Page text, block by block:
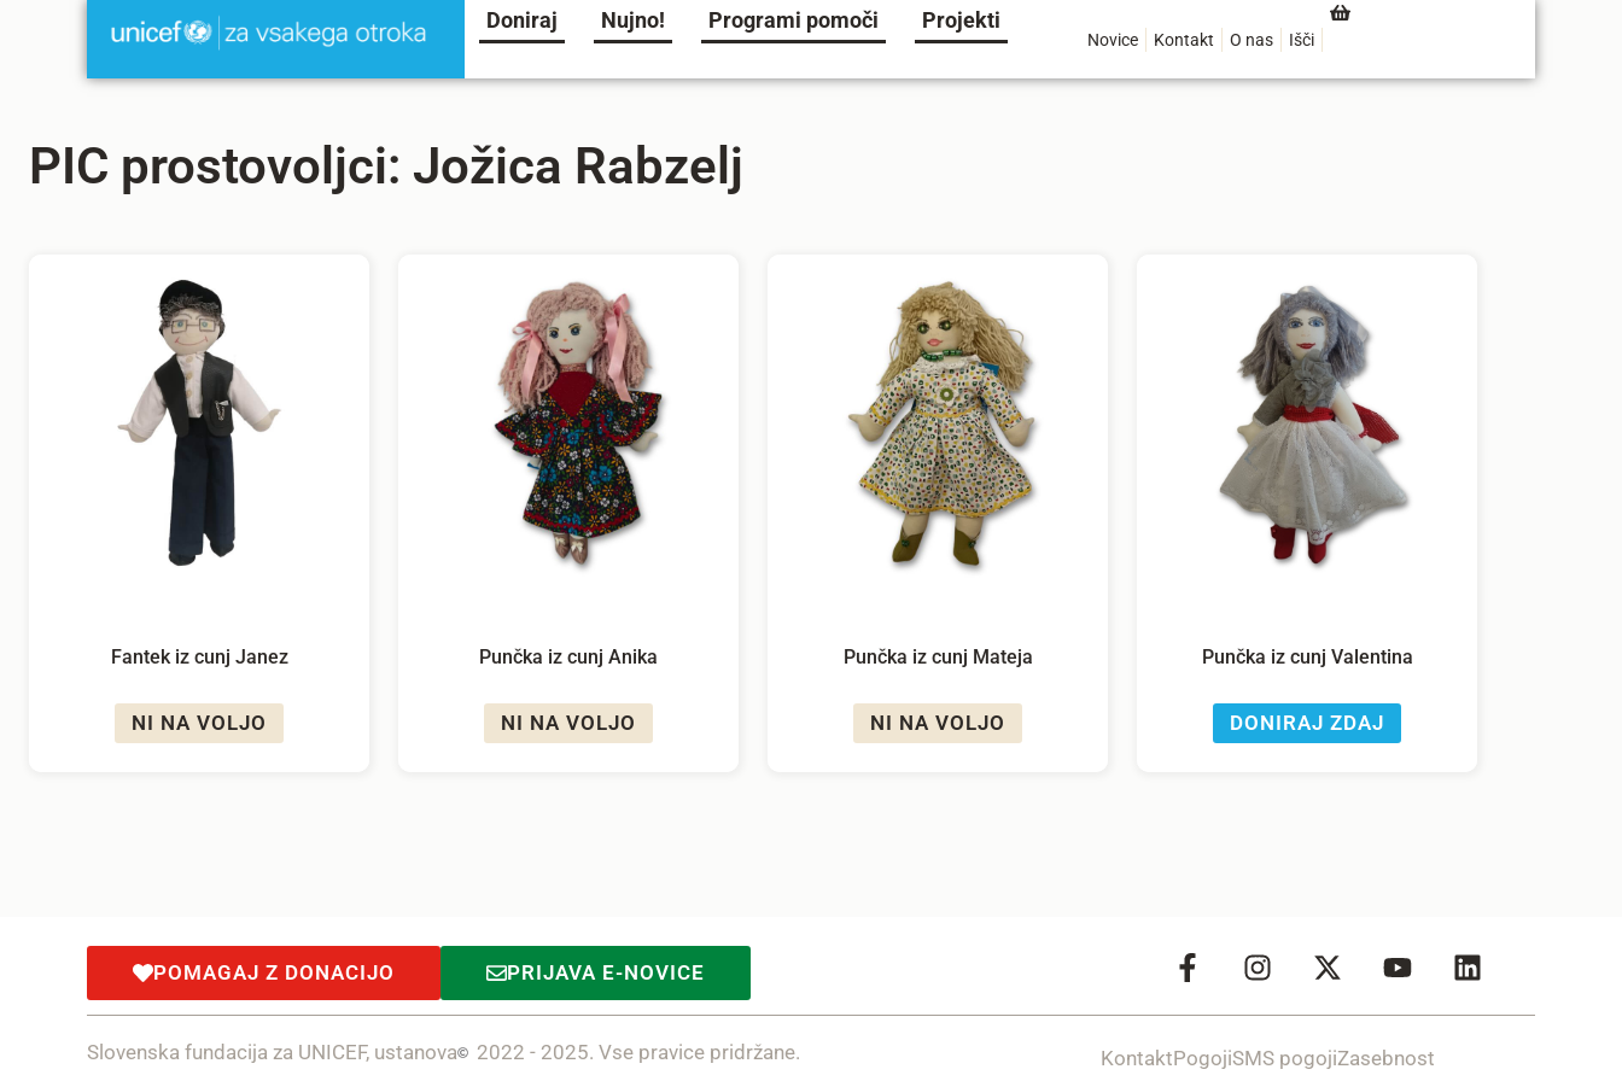
Doniraj Nujno! Programi pomoči Projekti
Novice Kontakt O nas Išči
PIC prostovoljci: Jožica Rabzelj
Fantek iz cunj Janez
NI NA VOLJO
Punčka iz cunj Anika
NI NA VOLJO
Punčka iz cunj Mateja
NI NA VOLJO
Punčka iz cunj Valentina
DONIRAJ ZDAJ
POMAGAJ Z DONACIJO PRIJAVA E-NOVICE
Slovenska fundacija za UNICEF, ustanova 2022 - 2025. Vse pravice pridržane. KontaktPogojiSMS pogojiZasebnost